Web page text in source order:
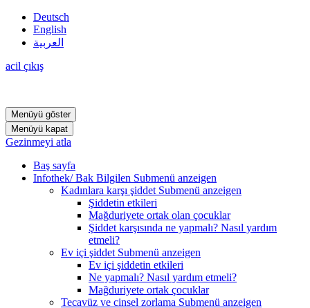
Deutsch
English
العربية
acil çıkış
Menüyü göster
Menüyü kapat
Gezinmeyi atla
Baş sayfa
Infothek/ Bak Bilgilen Submenü anzeigen
Kadınlara karşı şiddet Submenü anzeigen
Şiddetin etkileri
Mağduriyete ortak olan çocuklar
Şiddet karşısında ne yapmalı? Nasıl yardım
etmeli?
Ev içi şiddet Submenü anzeigen
Ev içi şiddetin etkileri
Ne yapmalı? Nasıl yardım etmeli?
Mağduriyete ortak çocuklar
Tecavüz ve cinsel zorlama Submenü anzeigen